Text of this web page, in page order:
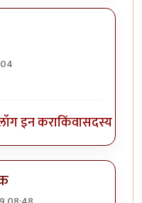
इन कराकिंवासदस्य व्हा